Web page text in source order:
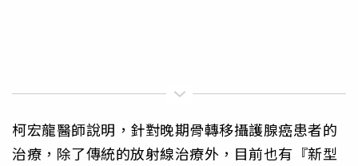
柯宏龍醫師說明，針對晚期骨轉移攝護腺癌患者的
治療，除了傳統的放射線治療外，目前也有『新型